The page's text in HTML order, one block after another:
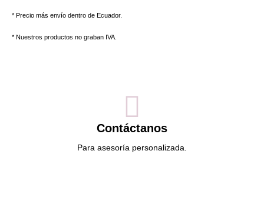
* Precio más envío dentro de Ecuador.
* Nuestros productos no graban IVA.
Contáctanos
Para asesoría personalizada.